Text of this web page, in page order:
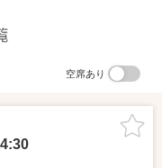
空席あり